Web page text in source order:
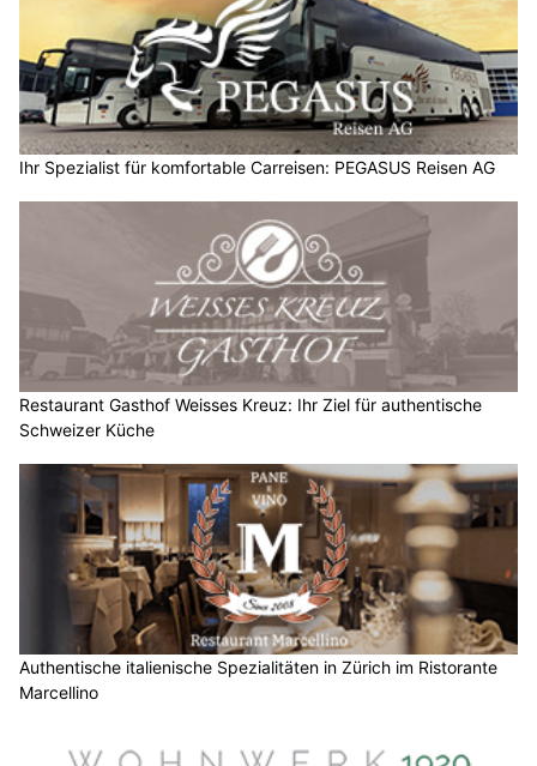
Ihr Spezialist für komfortable Carreisen: PEGASUS Reisen AG
Restaurant Gasthof Weisses Kreuz: Ihr Ziel für authentische
Schweizer Küche
Authentische italienische Spezialitäten in Zürich im Ristorante
Marcellino